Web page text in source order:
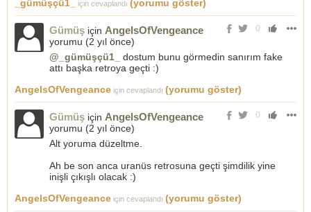
_gümüşçü1_
için cevaplandı (yorumu göster)
0
Gümüş için AngelsOfVengeance
yorumu (2 yıl önce)
@_gümüşçü1_
dostum bunu görmedin sanırım fake
attı başka retroya geçti :)
AngelsOfVengeance için cevaplandı (yorumu göster)
0
Gümüş için AngelsOfVengeance
yorumu (2 yıl önce)
Alt yoruma düzeltme.
Ah be son anca uranüs retrosuna geçti şimdilik yine
inişli çıkışlı olacak :)
AngelsOfVengeance için cevaplandı (yorumu göster)